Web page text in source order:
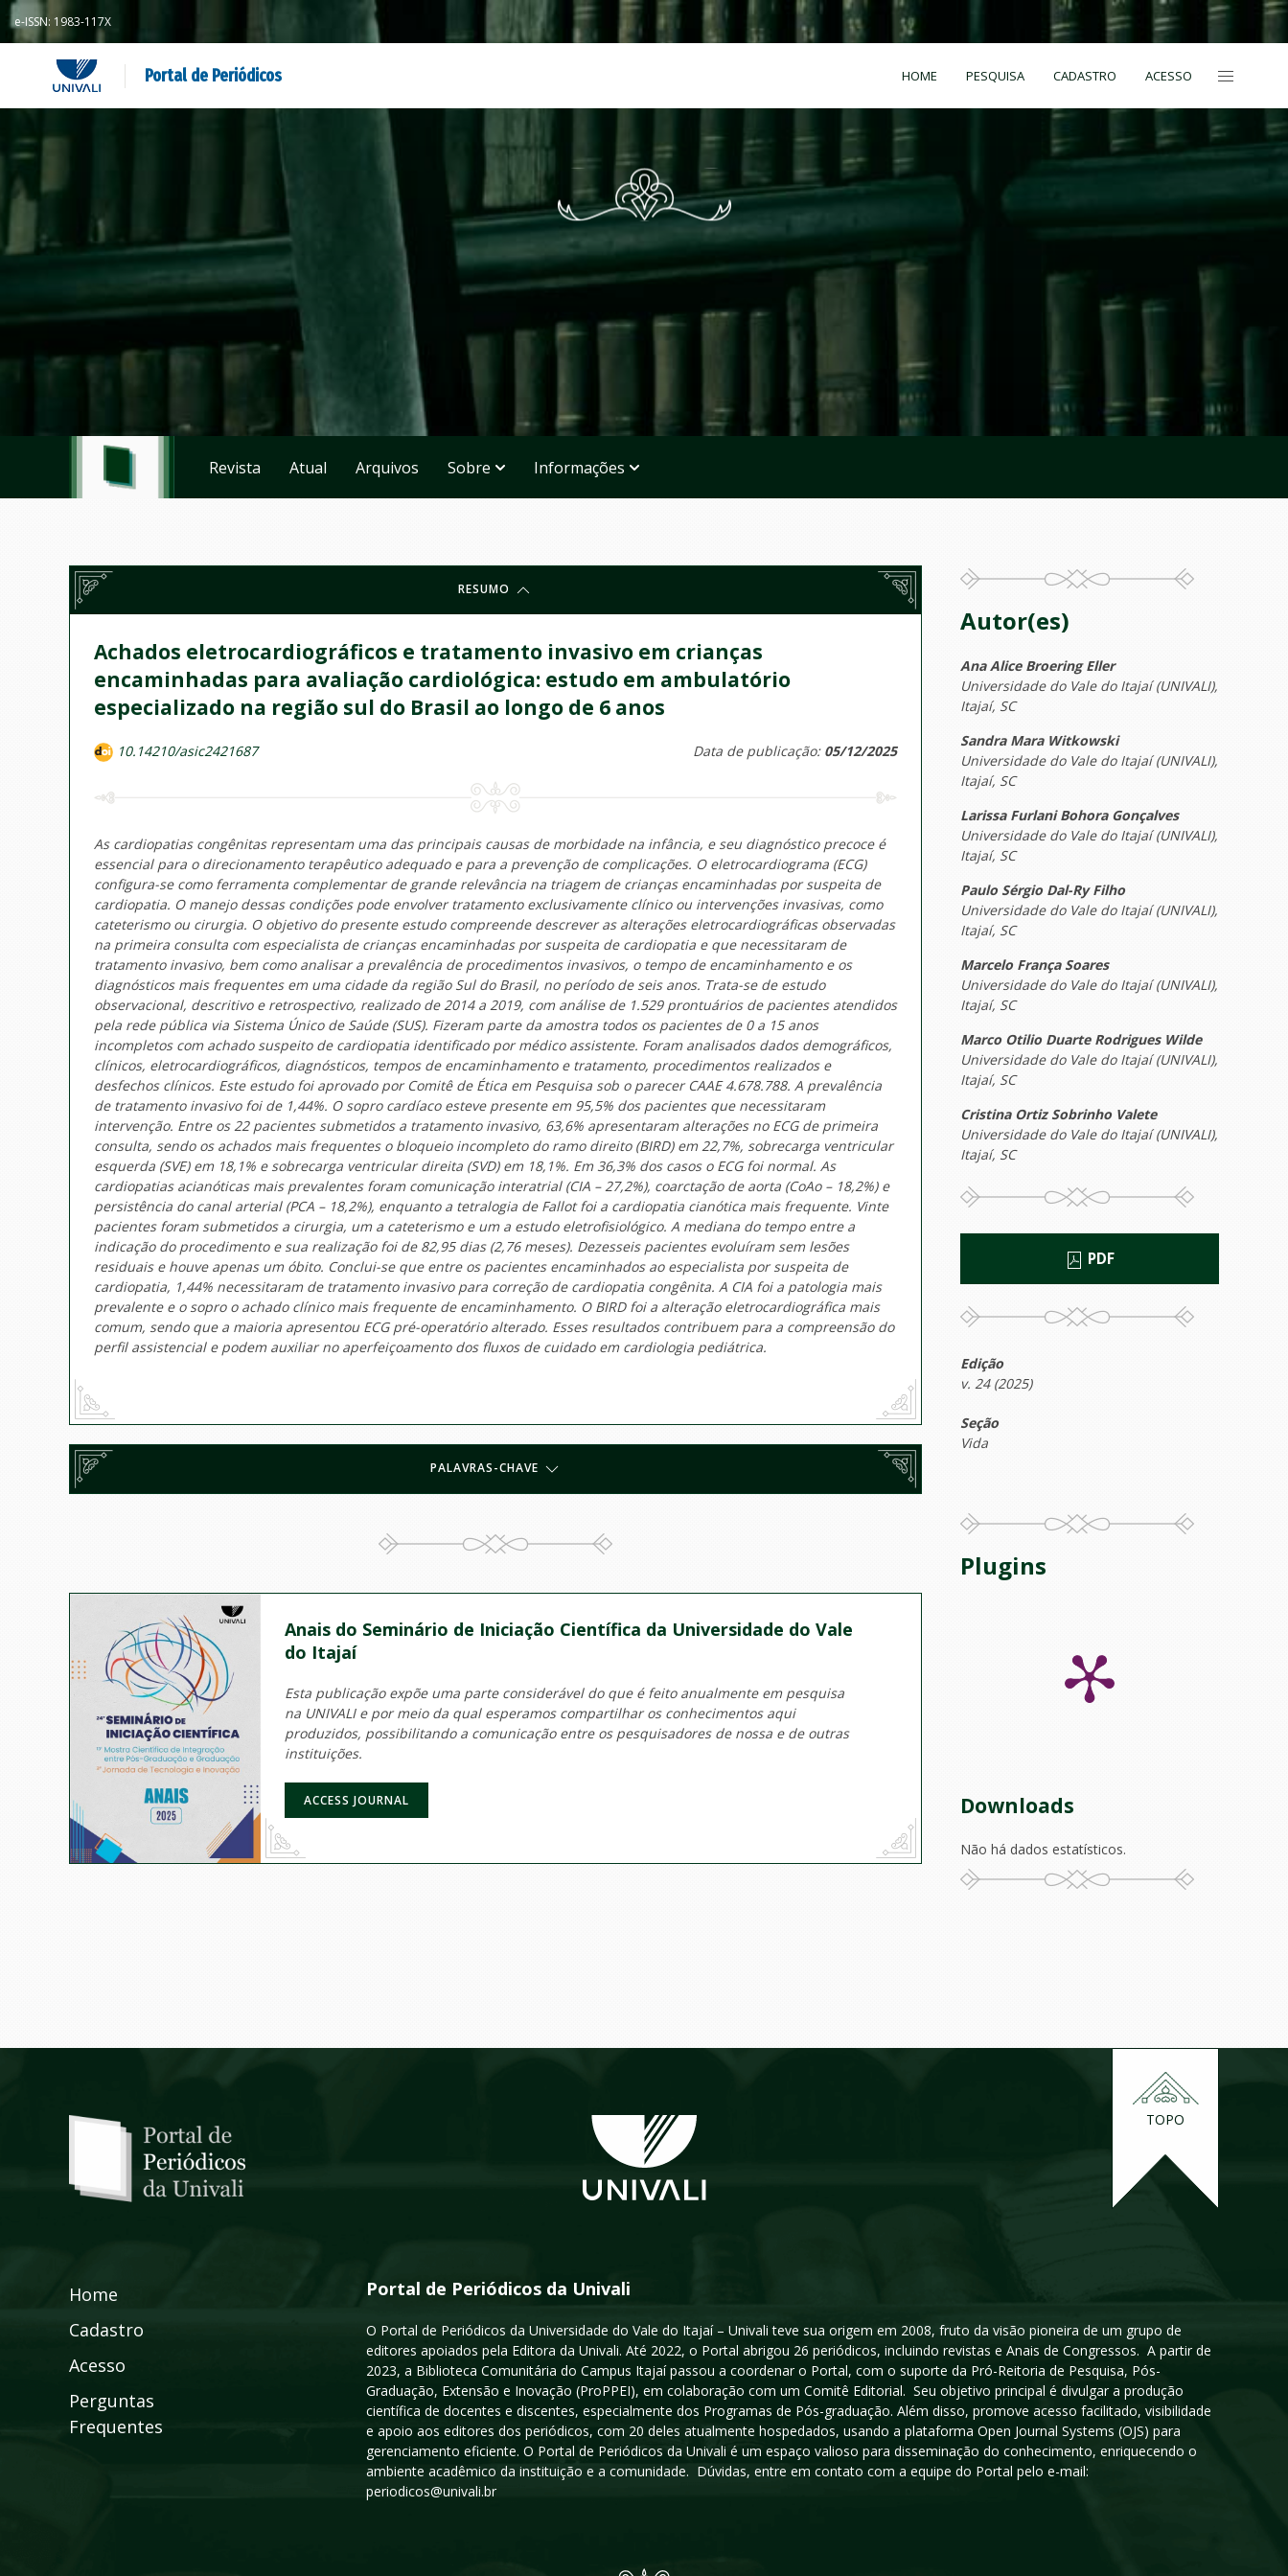
e-ISSN: 1983-117X
Portal de Periódicos HOME PESQUISA CADASTRO ACESSO
Revista Atual Arquivos Sobre Informações
RESUMO
Achados eletrocardiográficos e tratamento invasivo em crianças
encaminhadas para avaliação cardiológica: estudo em ambulatório
especializado na região sul do Brasil ao longo de 6 anos
10.14210/asic2421687 Data de publicação: 05/12/2025
As cardiopatias congênitas representam uma das principais causas de morbidade na infância, e seu diagnóstico precoce é
essencial para o direcionamento terapêutico adequado e para a prevenção de complicações. O eletrocardiograma (ECG)
configura-se como ferramenta complementar de grande relevância na triagem de crianças encaminhadas por suspeita de
cardiopatia. O manejo dessas condições pode envolver tratamento exclusivamente clínico ou intervenções invasivas, como
cateterismo ou cirurgia. O objetivo do presente estudo compreende descrever as alterações eletrocardiográficas observadas
na primeira consulta com especialista de crianças encaminhadas por suspeita de cardiopatia e que necessitaram de
tratamento invasivo, bem como analisar a prevalência de procedimentos invasivos, o tempo de encaminhamento e os
diagnósticos mais frequentes em uma cidade da região Sul do Brasil, no período de seis anos. Trata-se de estudo
observacional, descritivo e retrospectivo, realizado de 2014 a 2019, com análise de 1.529 prontuários de pacientes atendidos
pela rede pública via Sistema Único de Saúde (SUS). Fizeram parte da amostra todos os pacientes de 0 a 15 anos
incompletos com achado suspeito de cardiopatia identificado por médico assistente. Foram analisados dados demográficos,
clínicos, eletrocardiográficos, diagnósticos, tempos de encaminhamento e tratamento, procedimentos realizados e
desfechos clínicos. Este estudo foi aprovado por Comitê de Ética em Pesquisa sob o parecer CAAE 4.678.788. A prevalência
de tratamento invasivo foi de 1,44%. O sopro cardíaco esteve presente em 95,5% dos pacientes que necessitaram
intervenção. Entre os 22 pacientes submetidos a tratamento invasivo, 63,6% apresentaram alterações no ECG de primeira
consulta, sendo os achados mais frequentes o bloqueio incompleto do ramo direito (BIRD) em 22,7%, sobrecarga ventricular
esquerda (SVE) em 18,1% e sobrecarga ventricular direita (SVD) em 18,1%. Em 36,3% dos casos o ECG foi normal. As
cardiopatias acianóticas mais prevalentes foram comunicação interatrial (CIA – 27,2%), coarctação de aorta (CoAo – 18,2%) e
persistência do canal arterial (PCA – 18,2%), enquanto a tetralogia de Fallot foi a cardiopatia cianótica mais frequente. Vinte
pacientes foram submetidos a cirurgia, um a cateterismo e um a estudo eletrofisiológico. A mediana do tempo entre a
indicação do procedimento e sua realização foi de 82,95 dias (2,76 meses). Dezesseis pacientes evoluíram sem lesões
residuais e houve apenas um óbito. Conclui-se que entre os pacientes encaminhados ao especialista por suspeita de
cardiopatia, 1,44% necessitaram de tratamento invasivo para correção de cardiopatia congênita. A CIA foi a patologia mais
prevalente e o sopro o achado clínico mais frequente de encaminhamento. O BIRD foi a alteração eletrocardiográfica mais
comum, sendo que a maioria apresentou ECG pré-operatório alterado. Esses resultados contribuem para a compreensão do
perfil assistencial e podem auxiliar no aperfeiçoamento dos fluxos de cuidado em cardiologia pediátrica.
PALAVRAS-CHAVE
Anais do Seminário de Iniciação Científica da Universidade do Vale
do Itajaí
Esta publicação expõe uma parte considerável do que é feito anualmente em pesquisa
na UNIVALI e por meio da qual esperamos compartilhar os conhecimentos aqui
produzidos, possibilitando a comunicação entre os pesquisadores de nossa e de outras
instituições.
ACCESS JOURNAL
Autor(es)
Ana Alice Broering Eller
Universidade do Vale do Itajaí (UNIVALI),
Itajaí, SC
Sandra Mara Witkowski
Universidade do Vale do Itajaí (UNIVALI),
Itajaí, SC
Larissa Furlani Bohora Gonçalves
Universidade do Vale do Itajaí (UNIVALI),
Itajaí, SC
Paulo Sérgio Dal-Ry Filho
Universidade do Vale do Itajaí (UNIVALI),
Itajaí, SC
Marcelo França Soares
Universidade do Vale do Itajaí (UNIVALI),
Itajaí, SC
Marco Otilio Duarte Rodrigues Wilde
Universidade do Vale do Itajaí (UNIVALI),
Itajaí, SC
Cristina Ortiz Sobrinho Valete
Universidade do Vale do Itajaí (UNIVALI),
Itajaí, SC
PDF
Edição
v. 24 (2025)
Seção
Vida
Plugins
Downloads
Não há dados estatísticos.
TOPO
Home
Cadastro
Acesso
Perguntas
Frequentes
Portal de Periódicos da Univali
O Portal de Periódicos da Universidade do Vale do Itajaí – Univali teve sua origem em 2008, fruto da visão pioneira de um grupo de
editores apoiados pela Editora da Univali. Até 2022, o Portal abrigou 26 periódicos, incluindo revistas e Anais de Congressos. A partir de
2023, a Biblioteca Comunitária do Campus Itajaí passou a coordenar o Portal, com o suporte da Pró-Reitoria de Pesquisa, Pós-
Graduação, Extensão e Inovação (ProPPEI), em colaboração com um Comitê Editorial. Seu objetivo principal é divulgar a produção
científica de docentes e discentes, especialmente dos Programas de Pós-graduação. Além disso, promove acesso facilitado, visibilidade
e apoio aos editores dos periódicos, com 20 deles atualmente hospedados, usando a plataforma Open Journal Systems (OJS) para
gerenciamento eficiente. O Portal de Periódicos da Univali é um espaço valioso para disseminação do conhecimento, enriquecendo o
ambiente acadêmico da instituição e a comunidade. Dúvidas, entre em contato com a equipe do Portal pelo e-mail:
periodicos@univali.br